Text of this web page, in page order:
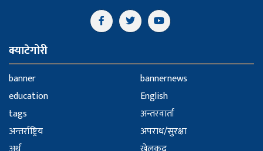
क्याटेगोरी
banner
bannernews
education
English
tags
अन्तरवार्ता
अन्तर्राष्ट्रिय
अपराध/सुरक्षा